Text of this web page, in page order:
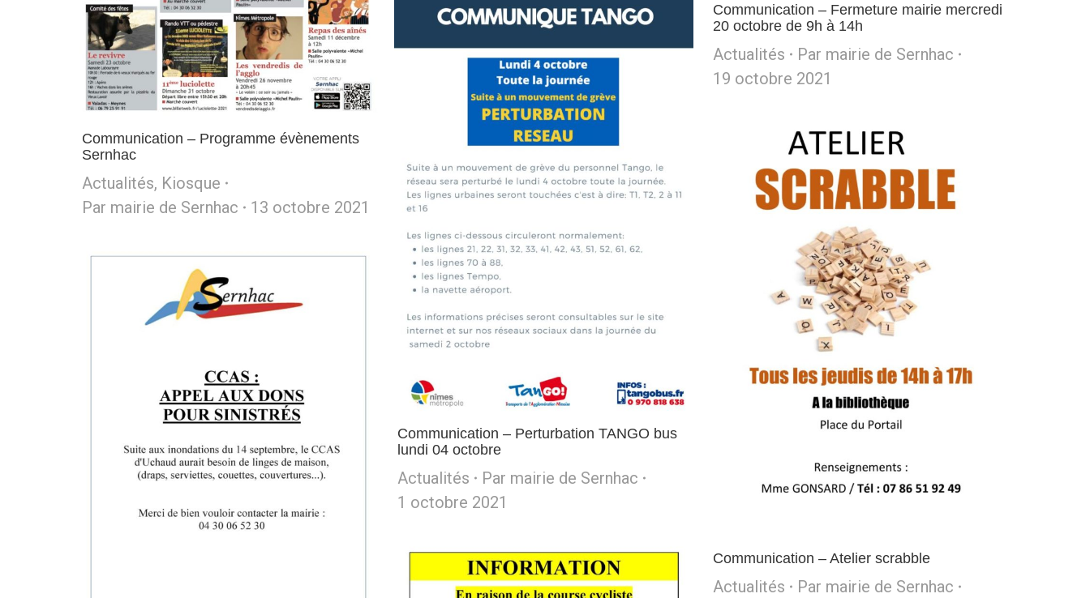
Communication – Fermeture mairie mercredi
20 octobre de 9h à 14h
Actualités Par mairie de Sernhac
19 octobre 2021
Communication – Programme évènements
Sernhac
Actualités, Kiosque
Par mairie de Sernhac 13 octobre 2021
Communication – Perturbation TANGO bus
lundi 04 octobre
Actualités Par mairie de Sernhac
1 octobre 2021
Communication – Atelier scrabble
Actualités Par mairie de Sernhac